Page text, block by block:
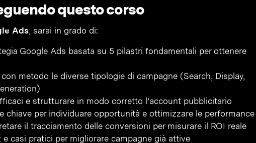
questo corso
Ads, sarai in grado di:
Google Ads basata su 5 pilastri fondamentali per ottenere
metodo le diverse tipologie di campagne (Search, Display,
e strutturare in modo corretto l’account pubblicitario
chiave per individuare opportunità e ottimizzare le performance
il tracciamento delle conversioni per misurare il ROI reale
casi pratici per migliorare campagne già attive